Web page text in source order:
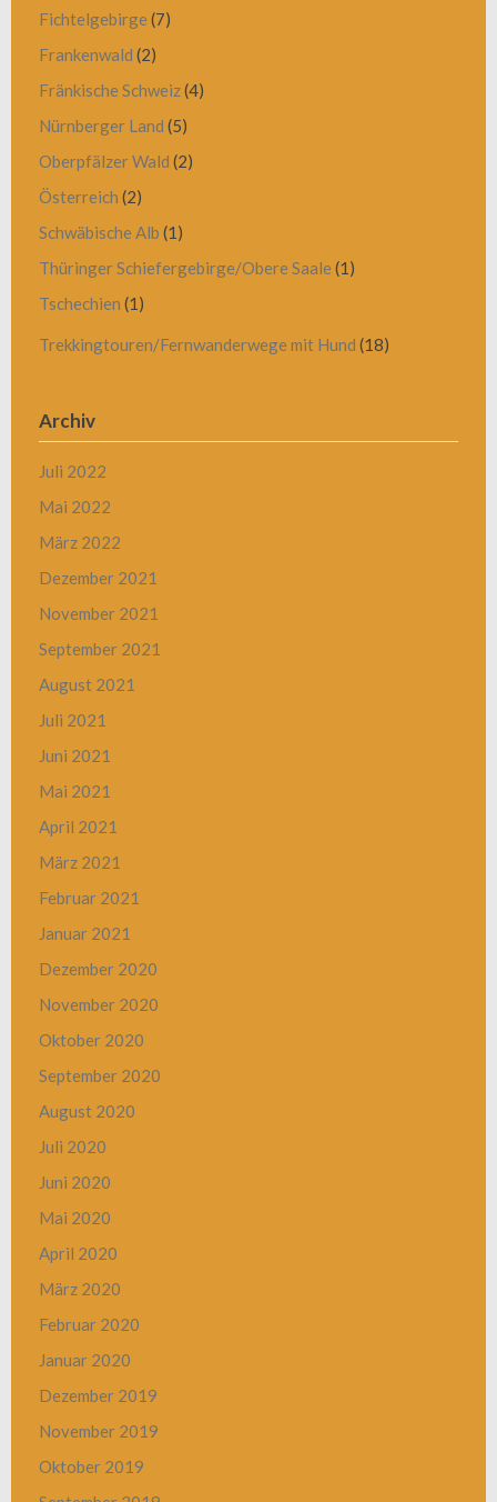
Fichtelgebirge (7)
Frankenwald (2)
Fränkische Schweiz(4)
Nürnberger Land (5)
Oberpfälzer Wald (2)
Österreich (2)
Schwäbische Alb (1)
Thüringer Schiefergebirge/Obere Saale (1)
Tschechien (1)
Trekkingtouren/Fernwanderwege mit Hund (18)
Archiv
Juli 2022
Mai 2022
März 2022
Dezember 2021
November 2021
September 2021
August 2021
Juli 2021
Juni 2021
Mai 2021
April 2021
März 2021
Februar 2021
Januar 2021
Dezember 2020
November 2020
Oktober 2020
September 2020
August 2020
Juli 2020
Juni 2020
Mai 2020
April 2020
März 2020
Februar 2020
Januar 2020
Dezember 2019
November 2019
Oktober 2019